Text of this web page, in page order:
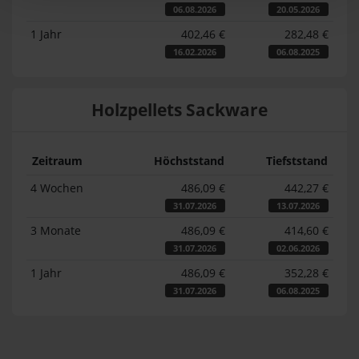
06.08.2026 20.05.2026
1 Jahr 402,46 €
16.02.2026
282,48 €
06.08.2025
Holzpellets Sackware
Zeitraum Höchststand
Tiefststand
4 Wochen
486,09 €
31.07.2026
442,27 €
13.07.2026
3 Monate 486,09 €
31.07.2026
414,60 €
02.06.2026
1 Jahr 486,09 €
31.07.2026
352,28 €
06.08.2025